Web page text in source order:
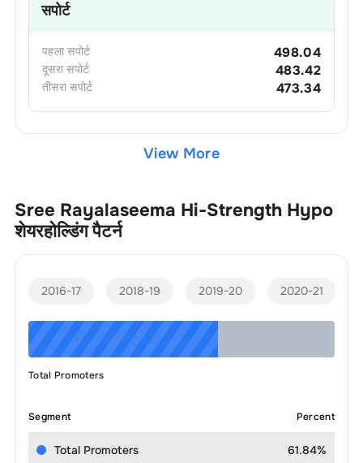
सपोर्ट
पहला सपोर्ट 498.04
दूसरा सपोर्ट 483.42
तीसरा सपोर्ट 473.34
View More
Sree Rayalaseema Hi-Strength Hypo
शेयरहोल्डिंग पैटर्न
2016-17 2018-19 2019-20 2020-21
Total Promoters
Segment Percent
Total Promoters 61.84%